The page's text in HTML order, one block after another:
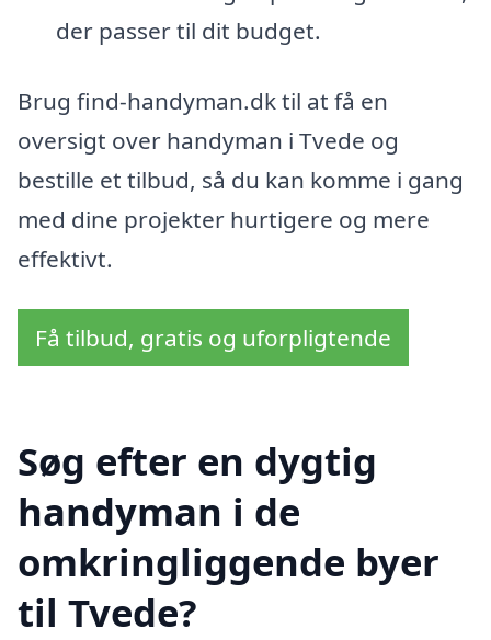
der passer til dit budget.
Brug find-handyman.dk til at få en
oversigt over handyman i Tvede og
bestille et tilbud, så du kan komme i gang
med dine projekter hurtigere og mere
effektivt.
Få tilbud, gratis og uforpligtende
Søg efter en dygtig
handyman i de
omkringliggende byer
til Tvede?